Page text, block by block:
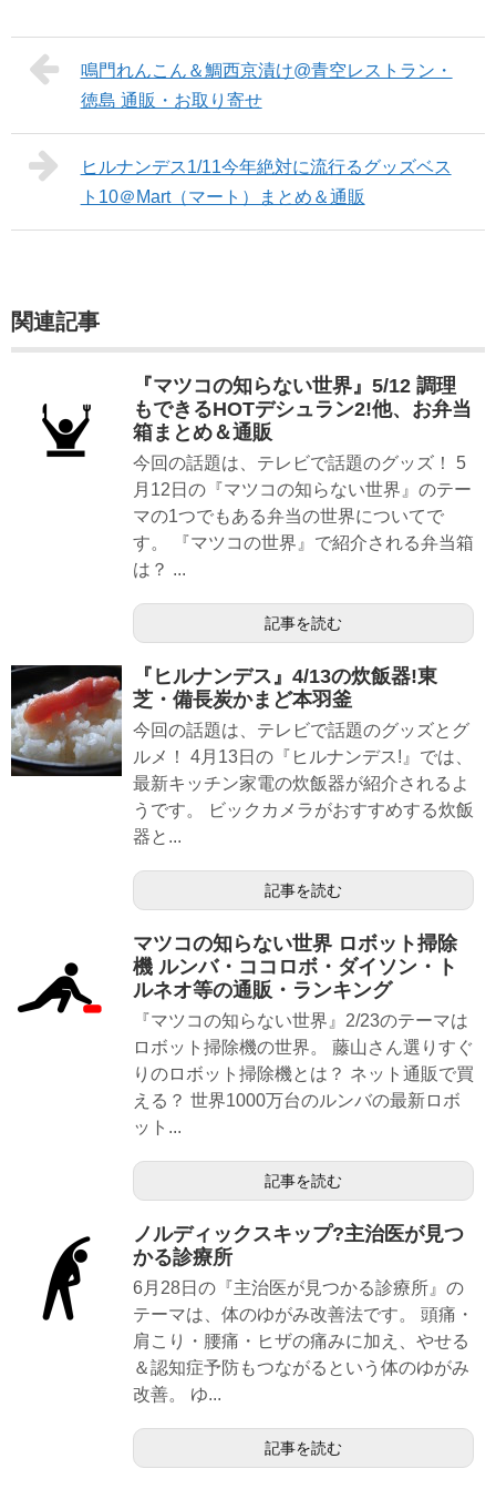
鳴門れんこん＆鯛西京漬け@青空レストラン・
徳島 通販・お取り寄せ
ヒルナンデス1/11今年絶対に流行るグッズベス
ト10＠Mart（マート）まとめ＆通販
関連記事
『マツコの知らない世界』5/12 調理
もできるHOTデシュラン2!他、お弁当
箱まとめ＆通販
今回の話題は、テレビで話題のグッズ！ 5
月12日の『マツコの知らない世界』のテー
マの1つでもある弁当の世界についてで
す。 『マツコの世界』で紹介される弁当箱
は？ ...
記事を読む
『ヒルナンデス』4/13の炊飯器!東
芝・備長炭かまど本羽釜
今回の話題は、テレビで話題のグッズとグ
ルメ！ 4月13日の『ヒルナンデス!』では、
最新キッチン家電の炊飯器が紹介されるよ
うです。 ビックカメラがおすすめする炊飯
器と...
記事を読む
マツコの知らない世界 ロボット掃除
機 ルンバ・ココロボ・ダイソン・ト
ルネオ等の通販・ランキング
『マツコの知らない世界』2/23のテーマは
ロボット掃除機の世界。 藤山さん選りすぐ
りのロボット掃除機とは？ ネット通販で買
える？ 世界1000万台のルンバの最新ロボ
ット...
記事を読む
ノルディックスキップ?主治医が見つ
かる診療所
6月28日の『主治医が見つかる診療所』の
テーマは、体のゆがみ改善法です。 頭痛・
肩こり・腰痛・ヒザの痛みに加え、やせる
＆認知症予防もつながるという体のゆがみ
改善。 ゆ...
記事を読む